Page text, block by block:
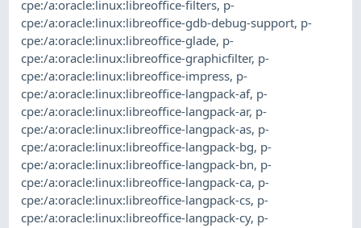
cpe:/a:oracle:linux:libreoffice-filters, p-
cpe:/a:oracle:linux:libreoffice-gdb-debug-support, p-
cpe:/a:oracle:linux:libreoffice-glade, p-
cpe:/a:oracle:linux:libreoffice-graphicfilter, p-
cpe:/a:oracle:linux:libreoffice-impress, p-
cpe:/a:oracle:linux:libreoffice-langpack-af, p-
cpe:/a:oracle:linux:libreoffice-langpack-ar, p-
cpe:/a:oracle:linux:libreoffice-langpack-as, p-
cpe:/a:oracle:linux:libreoffice-langpack-bg, p-
cpe:/a:oracle:linux:libreoffice-langpack-bn, p-
cpe:/a:oracle:linux:libreoffice-langpack-ca, p-
cpe:/a:oracle:linux:libreoffice-langpack-cs, p-
cpe:/a:oracle:linux:libreoffice-langpack-cy, p-